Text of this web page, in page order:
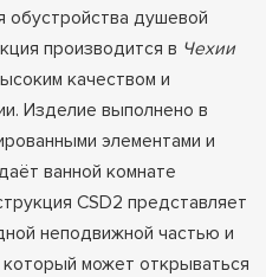
душевой
производится в Чехии
качеством и
Изделие выполнено в
элементами и
ванной комнате
CSD2 представляет
неподвижной частью и
может открываться